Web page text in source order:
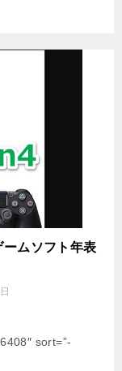
ムソフト年表
sort=”-